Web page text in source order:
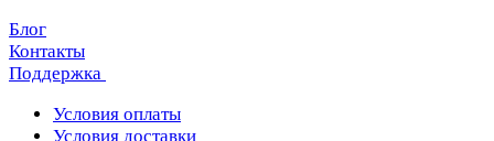
Блог
Контакты
Поддержка
Условия оплаты
Условия доставки